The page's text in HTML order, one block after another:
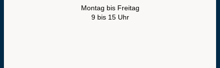
Montag bis Freitag
9 bis 15 Uhr